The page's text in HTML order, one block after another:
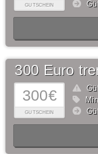
GUTSCHEIN
300€
GUTSCHEIN
300 Euro